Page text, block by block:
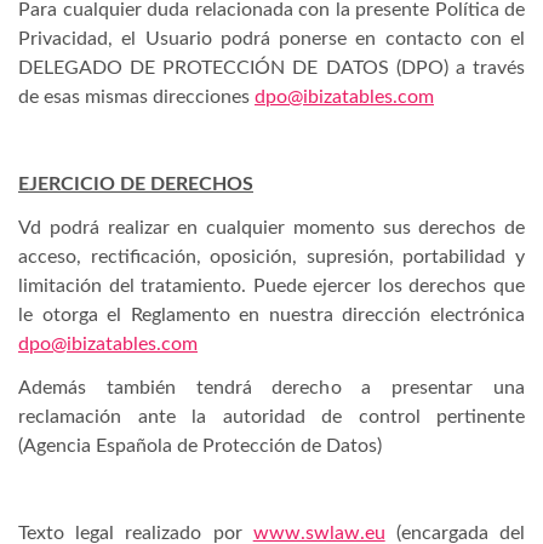
Para cualquier duda relacionada con la presente Política de
Privacidad, el Usuario podrá ponerse en contacto con el
DELEGADO DE PROTECCIÓN DE DATOS (DPO) a través
de esas mismas direcciones dpo@ibizatables.com
EJERCICIO DE DERECHOS
Vd podrá realizar en cualquier momento sus derechos de
acceso, rectificación, oposición, supresión, portabilidad y
limitación del tratamiento. Puede ejercer los derechos que
le otorga el Reglamento en nuestra dirección electrónica
dpo@ibizatables.com
Además también tendrá derecho a presentar una
reclamación ante la autoridad de control pertinente
(Agencia Española de Protección de Datos)
Texto legal realizado por www.swlaw.eu (encargada del